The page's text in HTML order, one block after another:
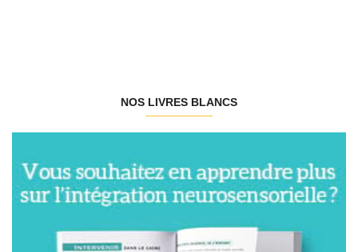
NOS LIVRES BLANCS